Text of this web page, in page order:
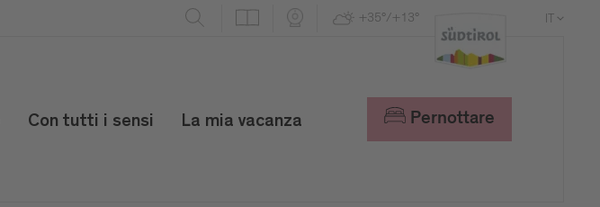
+35°/+13° IT
Con tutti i sensi La mia vacanza Pernottare